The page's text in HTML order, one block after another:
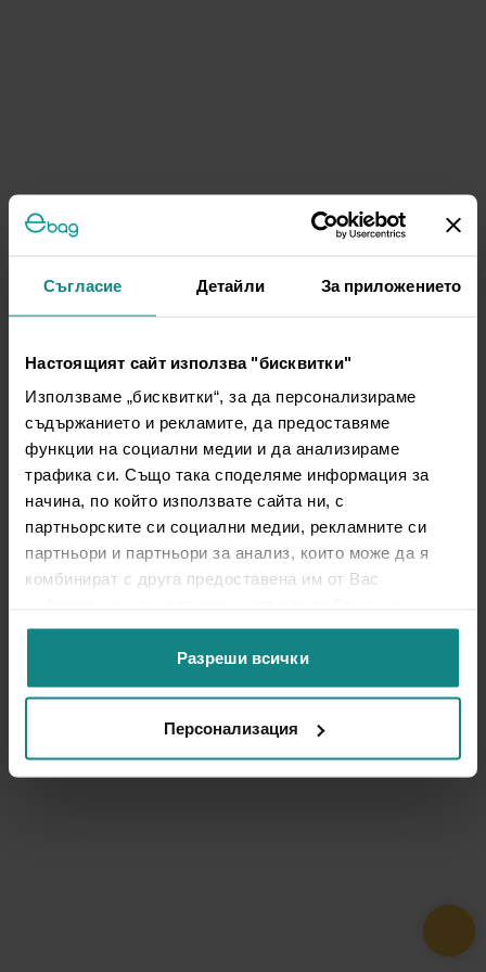
Съгласие Детайли За приложението
Настоящият сайт използва "бисквитки"
Използваме „бисквитки“, за да персонализираме
съдържанието и рекламите, да предоставяме
функции на социални медии и да анализираме
трафика си. Също така споделяме информация за
начина, по който използвате сайта ни, с
партньорските си социални медии, рекламните си
партньори и партньори за анализ, които може да я
комбинират с друга предоставена им от Вас
ползването от Ваша страна на услугите им.
Разреши всички
Персонализация